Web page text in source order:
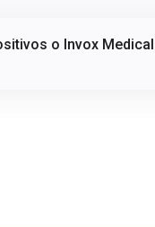
o Invox